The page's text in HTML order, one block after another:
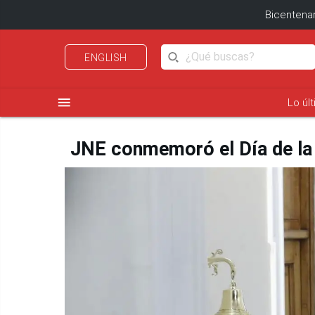
ENGLISH
menu Lo
JNE conmemoró el Día de